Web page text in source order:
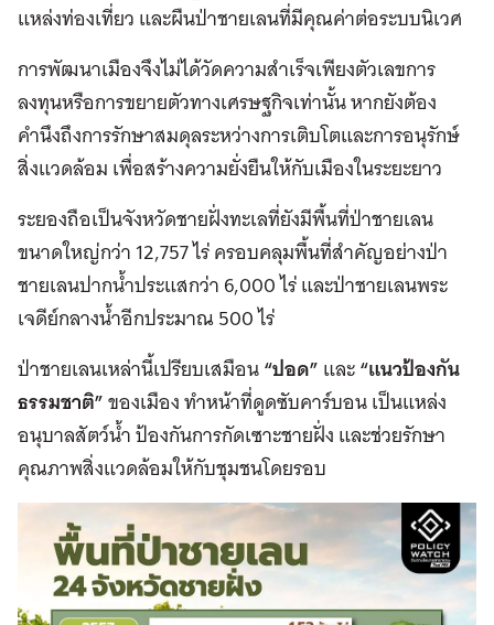
แหล่งท่องเที่ยว และผืนป่าชายเลนที่มีคุณค่าต่อระบบนิเวศ
การพัฒนาเมืองจึงไม่ได้วัดความสำเร็จเพียงตัวเลขการ
ลงทุนหรือการขยายตัวทางเศรษฐกิจเท่านั้น หากยังต้อง
คำนึงถึงการรักษาสมดุลระหว่างการเติบโตและการอนุรักษ์
สิ่งแวดล้อม เพื่อสร้างความยั่งยืนให้กับเมืองในระยะยาว
ระยองถือเป็นจังหวัดชายฝั่งทะเลที่ยังมีพื้นที่ป่าชายเลน
ขนาดใหญ่กว่า 12,757 ไร่ ครอบคลุมพื้นที่สำคัญอย่างป่า
ชายเลนปากน้ำประแสกว่า 6,000 ไร่ และป่าชายเลนพระ
เจดีย์กลางน้ำอีกประมาณ 500 ไร่
ป่าชายเลนเหล่านี้เปรียบเสมือน“ปอด”และ“แนวป้องกัน
ธรรมชาติ”ของเมือง ทำหน้าที่ดูดซับคาร์บอน เป็นแหล่ง
อนุบาลสัตว์น้ำ ป้องกันการกัดเซาะชายฝั่ง และช่วยรักษา
คุณภาพสิ่งแวดล้อมให้กับชุมชนโดยรอบ